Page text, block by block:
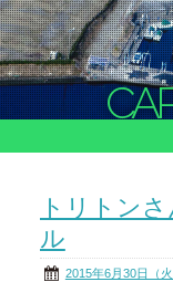
船のご売却
船舶保険
茨城の海
アクセス
トリトン
ル
2015年6月30日（火